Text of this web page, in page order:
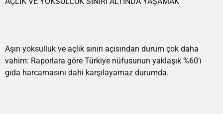
Aşırı yoksulluk ve açlık sınırı açısından durum çok daha
vahim: Raporlara göre Türkiye nüfusunun yaklaşık %60’ı
gıda harcamasını dahi karşılayamaz durumda.